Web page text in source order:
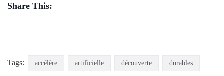
Share This:
Tags: accélère artificielle découverte durables